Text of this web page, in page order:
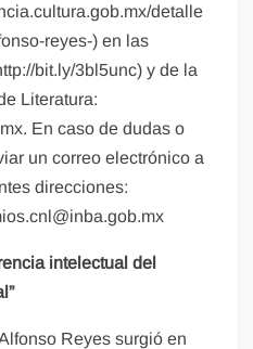
detalle
reyes-) en las
bit.ly/3bl5unc) y de la
Literatura:
En caso de dudas o
un correo electrónico a
direcciones:
intelectual del
Reyes surgió en